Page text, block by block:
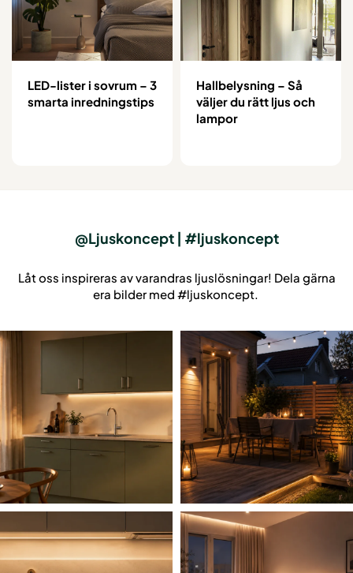
LED-lister i sovrum – 3
smarta inredningstips
Hallbelysning – Så
väljer du rätt ljus och
lampor
@Ljuskoncept | #ljuskoncept
Låt oss inspireras av varandras ljuslösningar! Dela gärna
era bilder med #ljuskoncept.